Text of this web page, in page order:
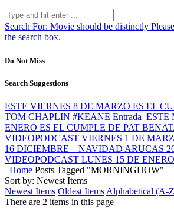
Search For: Movie should be distinctly
the search box.
Do Not Miss
Search Suggestions
ESTE VIERNES 8 DE MARZO ES EL
TOM CHAPLIN #KEANE Entrada ESTE
ENERO ES EL CUMPLE DE PAT
VIDEOPODCAST VIERNES 1 DE
16 DICIEMBRE – NAVIDAD ARUCAS
VIDEOPODCAST LUNES 15 DE ENERO
Home Posts Tagged "MORNINGHOW"
Sort by: Newest Items
Newest Items Oldest Items Alphabetical (A-
There are 2 items in this page